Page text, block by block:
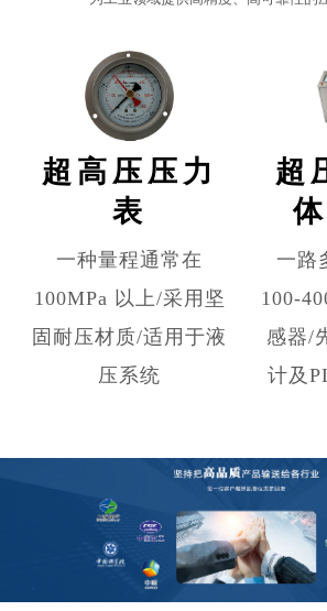
超高压压力
表
一种量程通常在
100MPa 以上/采用坚
固耐压材质/适用于液
压系统
超
一路
100-
感器/
计及